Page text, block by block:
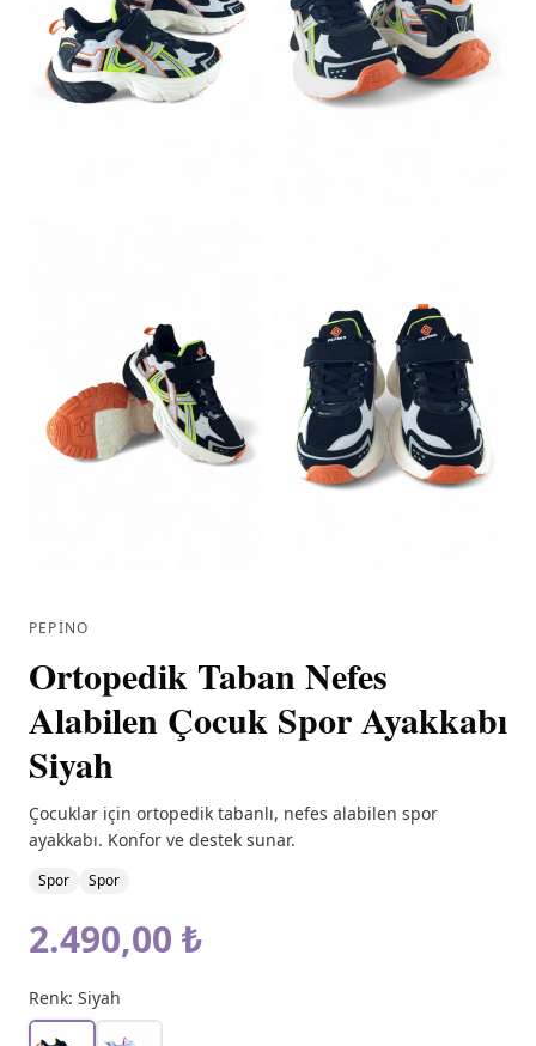
PEPINO
Ortopedik Taban Nefes
Alabilen Çocuk Spor Ayakkabı
Siyah
Çocuklar için ortopedik tabanlı, nefes alabilen spor
ayakkabı. Konfor ve destek sunar.
Spor Spor
2.490,00 ₺
Renk: Siyah